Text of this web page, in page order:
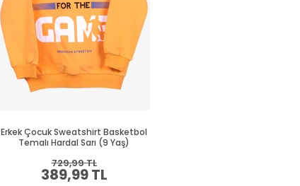
Erkek Çocuk Sweatshirt Basketbol
Temalı Hardal Sarı (9 Yaş)
389,99 TL
729,99 TL